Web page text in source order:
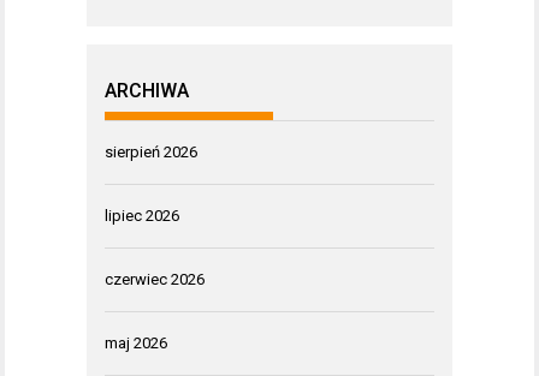
ARCHIWA
sierpień 2026
lipiec 2026
czerwiec 2026
maj 2026